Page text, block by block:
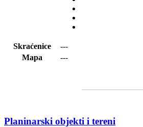
Skraćenice
---
Mapa
---
Planinarski objekti i tereni